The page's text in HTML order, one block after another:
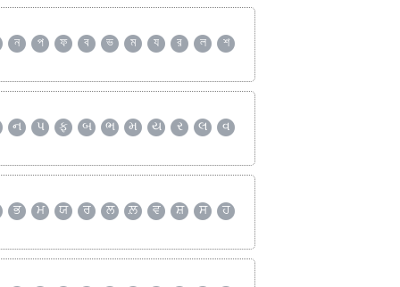
ন প ফ ব ভ ম য র ল
শ
ન પ ફ બ ભ મ ય ર લ
વ
ਭ ਮ ਯ ਰ ਲ ਲ਼ ਵ ਸ਼ ਸ
ਹ